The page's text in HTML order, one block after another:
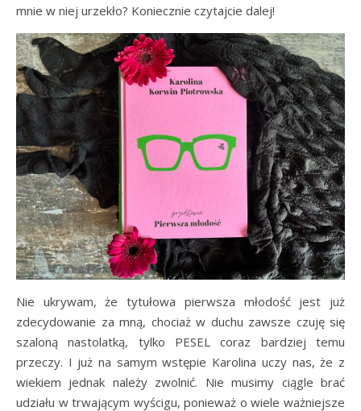
mnie w niej urzekło? Koniecznie czytajcie dalej!
Nie ukrywam, że tytułowa pierwsza młodość jest już
zdecydowanie za mną, chociaż w duchu zawsze czuję się
szaloną nastolatką, tylko PESEL coraz bardziej temu
przeczy. I już na samym wstępie Karolina uczy nas, że z
wiekiem jednak należy zwolnić. Nie musimy ciągle brać
udziału w trwającym wyścigu, ponieważ o wiele ważniejsze